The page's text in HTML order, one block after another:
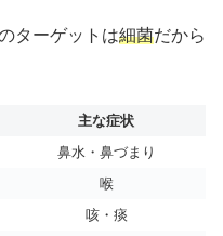
ターゲットは細菌だから
主な症状
鼻水・鼻づまり
喉
咳・痰